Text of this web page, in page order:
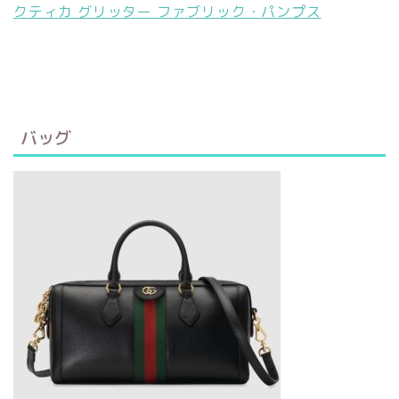
クティカ グリッター ファブリック・パンプス
バッグ